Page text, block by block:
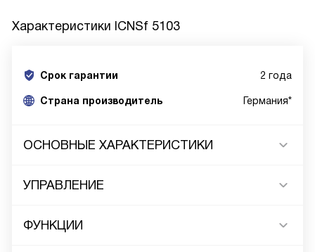
Характеристики ICNSf 5103
Срок гарантии 2 года
Cтрана производитель Германия*
ОСНОВНЫЕ ХАРАКТЕРИСТИКИ
УПРАВЛЕНИЕ
ФУНКЦИИ